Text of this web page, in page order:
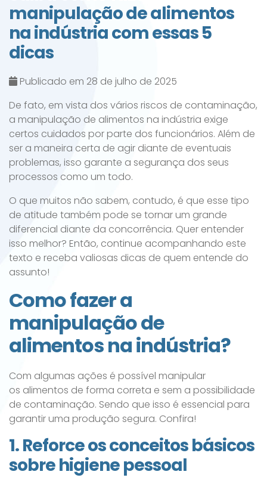
manipulação de alimentos
na indústria com essas 5
dicas
Publicado em 28 de julho de 2025
De fato, em vista dos vários riscos de contaminação,
a manipulação de alimentos na indústria exige
certos cuidados por parte dos funcionários. Além de
ser a maneira certa de agir diante de eventuais
problemas, isso garante a segurança dos seus
processos como um todo.
O que muitos não sabem, contudo, é que esse tipo
de atitude também pode se tornar um grande
diferencial diante da concorrência. Quer entender
isso melhor? Então, continue acompanhando este
texto e receba valiosas dicas de quem entende do
assunto!
Como fazer a
manipulação de
alimentos na indústria?
Com algumas ações é possível manipular
os alimentos de forma correta e sem a possibilidade
de contaminação. Sendo que isso é essencial para
garantir uma produção segura. Confira!
1. Reforce os conceitos básicos
sobre higiene pessoal